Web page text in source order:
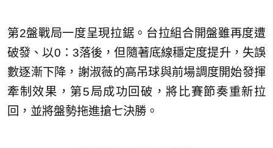
第2盤戰局一度呈現拉鋸。台拉組合開盤雖再度遭
破發、以0：3落後，但隨著底線穩定度提升，失誤
數逐漸下降，謝淑薇的高吊球與前場調度開始發揮
牽制效果，第5局成功回破，將比賽節奏重新拉
回，並將盤勢拖進搶七決勝。